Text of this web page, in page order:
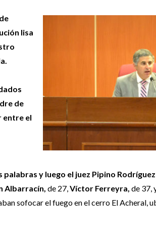
lisa
de
entre el
y luego el juez Pipino
Albarracín, de 27, Víctor Ferreyra, de 37,
sofocar el fuego en el cerro El Acheral,